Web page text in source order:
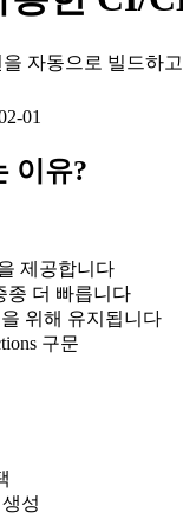
자동으로 빌드하
01
이유?
제공합니다
종 더 빠릅니다
위해 유지됩니다
구문
성